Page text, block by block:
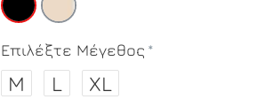
Επιλέξτε Μέγεθος
M L XL